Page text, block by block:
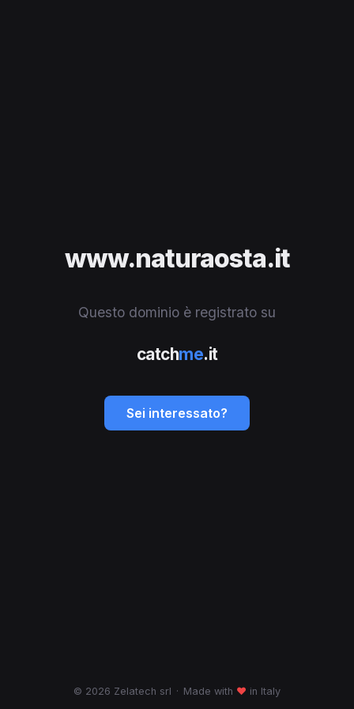
www.naturaosta.it
Questo dominio è registrato su
catchme.it
Sei interessato?
© 2026 Zelatech srl · Made with ♥ in Italy